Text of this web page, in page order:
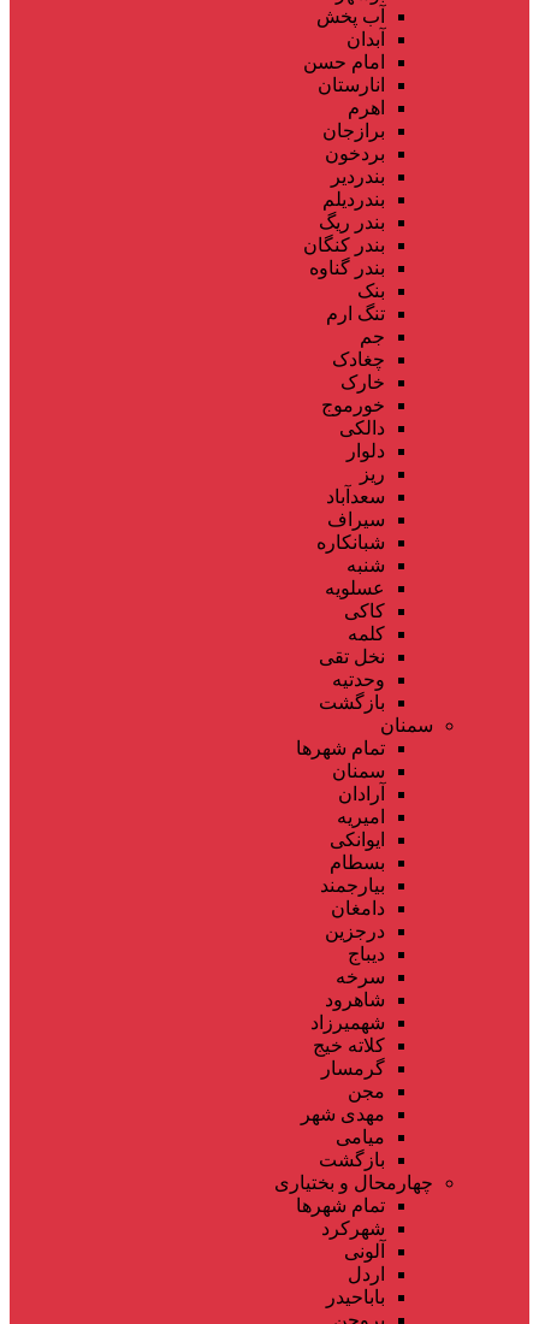
آب پخش
آبدان
امام حسن
انارستان
اهرم
برازجان
بردخون
بندردیر
بندردیلم
بندر ریگ
بندر کنگان
بندر گناوه
بنک
تنگ ارم
جم
چغادک
خارک
خورموج
دالکی
دلوار
ریز
سعدآباد
سیراف
شبانکاره
شنبه
عسلویه
کاکی
کلمه
نخل تقی
وحدتیه
بازگشت
سمنان
تمام شهر‌ها
سمنان
آرادان
امیریه
ایوانکی
بسطام
بیارجمند
دامغان
درجزین
دیباج
سرخه
شاهرود
شهمیرزاد
کلاته خیج
گرمسار
مجن
مهدی شهر
میامی
بازگشت
چهارمحال و بختیاری
تمام شهر‌ها
شهرکرد
آلونی
اردل
باباحیدر
بروجن